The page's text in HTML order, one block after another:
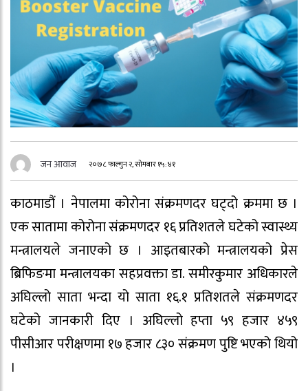
जन आवाज २०७८ फाल्गुन २, सोमबार १५:४१
काठमाडौं । नेपालमा कोरोना संक्रमणदर घट्दो क्रममा छ ।
एक सातामा कोरोना संक्रमणदर १६ प्रतिशतले घटेको स्वास्थ्य
मन्त्रालयले जनाएको छ । आइतबारको मन्त्रालयको प्रेस
ब्रिफिङमा मन्त्रालयका सहप्रवक्ता डा. समीरकुमार अधिकारले
अघिल्लो साता भन्दा यो साता १६.१ प्रतिशतले संक्रमणदर
घटेको जानकारी दिए । अघिल्लो हप्ता ५९ हजार ४५९
पीसीआर परीक्षणमा १७ हजार ८३० संक्रमण पुष्टि भएको थियो
।